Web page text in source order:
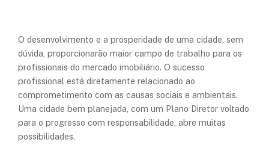
O desenvolvimento e a prosperidade de uma cidade, sem
dúvida, proporcionarão maior campo de trabalho para os
profissionais do mercado imobiliário. O sucesso
profissional está diretamente relacionado ao
comprometimento com as causas sociais e ambientais.
Uma cidade bem planejada, com um Plano Diretor voltado
para o progresso com responsabilidade, abre muitas
possibilidades.